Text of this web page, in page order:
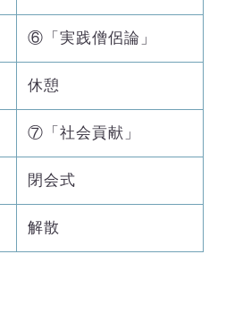
⑥「実践僧侶論」
休憩
⑦「社会貢献」
閉会式
解散